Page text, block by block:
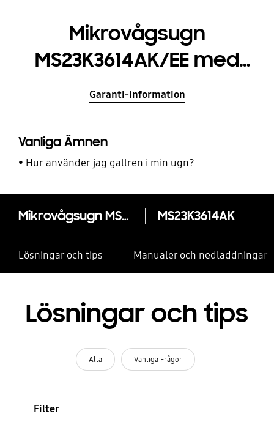
Mikrovågsugn
MS23K3614AK/EE med
Ceramic Inside™ 23 L
Garanti-information
Vanliga Ämnen
Hur använder jag gallren i min ugn?
Mikrovågsugn MS23K3614AK/EE med Ceramic Inside™ 23 L MS23K3614AK
Lösningar och tips Manualer och nedladdningar
Lösningar och tips
Alla Vanliga Frågor
Filter